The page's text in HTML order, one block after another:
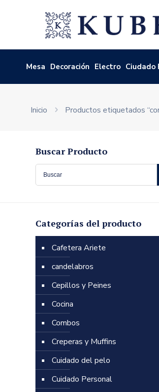
Mesa Decoración Electro Ciudado
Inicio Productos etiquetados
Buscar Producto
Categorías del producto
Cafetera Ariete
candelabros
Cepillos y Peines
Cocina
Combos
Creperas y Muffins
Cuidado del pelo
Cuidado Personal